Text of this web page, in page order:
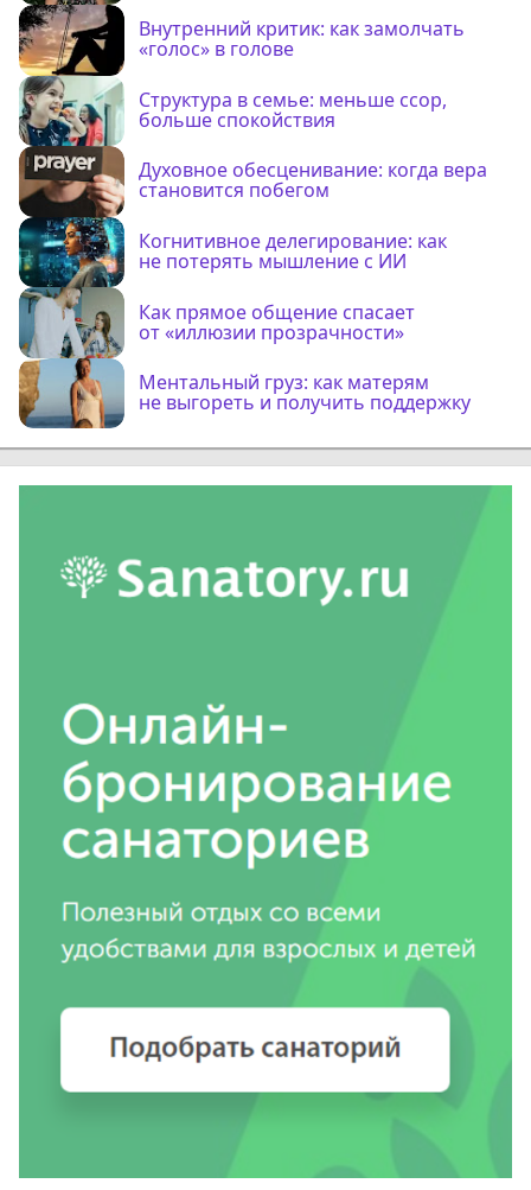
Внутренний критик: как замолчать
«голос» в голове
Структура в семье: меньше ссор,
больше спокойствия
Духовное обесценивание: когда вера
становится побегом
Когнитивное делегирование: как
не потерять мышление с ИИ
Как прямое общение спасает
от «иллюзии прозрачности»
Ментальный груз: как матерям
не выгореть и получить поддержку